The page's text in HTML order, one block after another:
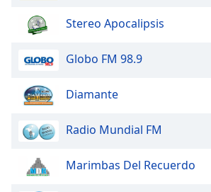
dialog
Escape
cancel
close
window.
Stereo Apocalipsis
Globo FM 98.9
Diamante
Radio Mundial FM
Marimbas Del Recuerdo